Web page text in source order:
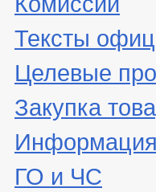
Тексты
Целевые
Закупка
Информация
ГО и ЧС